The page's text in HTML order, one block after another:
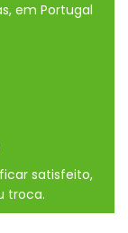
em Portugal
satisfeito,
troca.